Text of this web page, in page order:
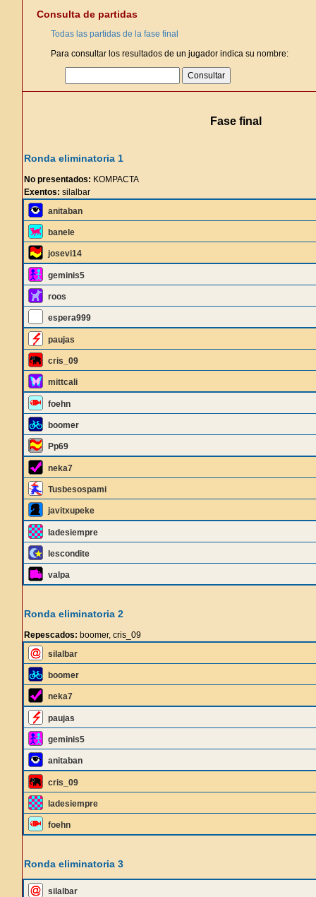
Consulta de partidas
Todas las partidas de la fase final
Para consultar los resultados de un jugador indica su nombre:
Fase final
Ronda eliminatoria 1
No presentados: KOMPACTA
Exentos: silalbar
anitaban
banele
josevi14
geminis5
roos
espera999
paujas
cris_09
mittcali
foehn
boomer
Pp69
neka7
Tusbesospami
javitxupeke
ladesiempre
lescondite
valpa
Ronda eliminatoria 2
Repescados: boomer, cris_09
silalbar
boomer
neka7
paujas
geminis5
anitaban
cris_09
ladesiempre
foehn
Ronda eliminatoria 3
silalbar